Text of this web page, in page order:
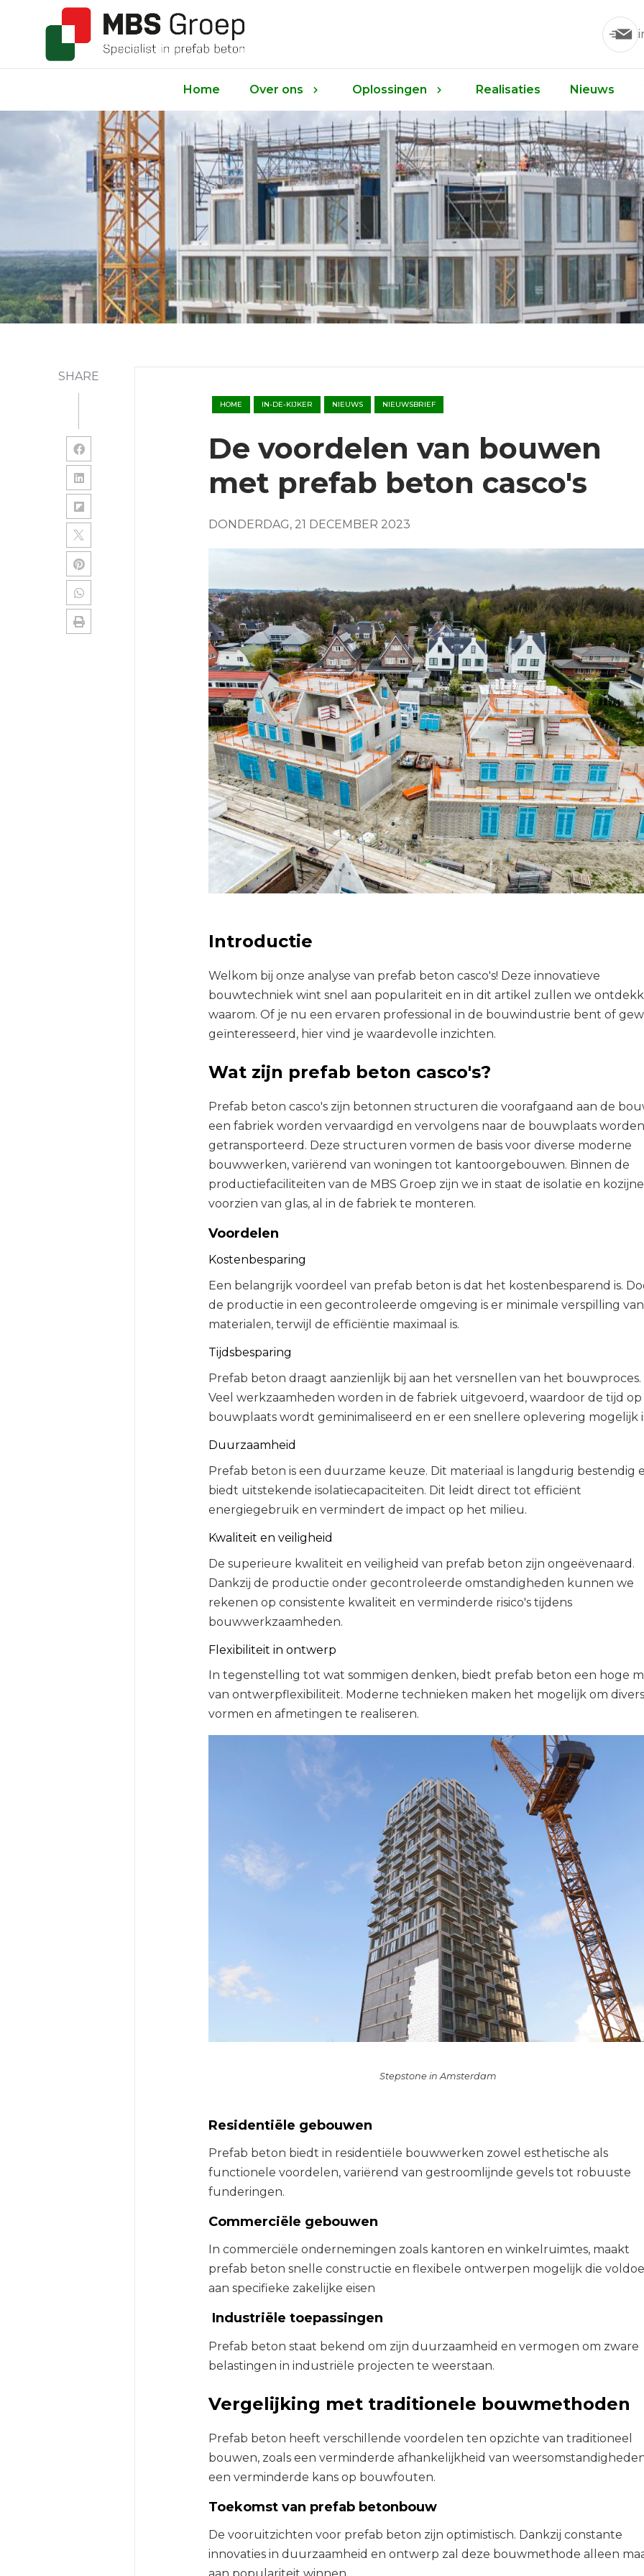
Home Over ons Oplossingen Realisaties Nieuws
SHARE
HOME IN-DE-KIJKER NIEUWS NIEUWSBRIEF
De voordelen van bouwen
met prefab beton casco's
DONDERDAG, 21 DECEMBER 2023
Introductie
Welkom bij onze analyse van prefab beton casco's! Deze innovatieve
bouwtechniek wint snel aan populariteit en in dit artikel zullen we
waarom. Of je nu een ervaren professional in de bouwindustrie bent of
geïnteresseerd, hier vind je waardevolle inzichten.
Wat zijn prefab beton casco's?
Prefab beton casco's zijn betonnen structuren die voorafgaand aan de
een fabriek worden vervaardigd en vervolgens naar de bouwplaats worden
getransporteerd. Deze structuren vormen de basis voor diverse moderne
bouwwerken, variërend van woningen tot kantoorgebouwen. Binnen de
productiefaciliteiten van de MBS Groep zijn we in staat de isolatie en
voorzien van glas, al in de fabriek te monteren.
Voordelen
Kostenbesparing
Een belangrijk voordeel van prefab beton is dat het kostenbesparend is.
de productie in een gecontroleerde omgeving is er minimale verspilling van
materialen, terwijl de efficiëntie maximaal is.
Tijdsbesparing
Prefab beton draagt aanzienlijk bij aan het versnellen van het bouwproces.
Veel werkzaamheden worden in de fabriek uitgevoerd, waardoor de tijd op
bouwplaats wordt geminimaliseerd en er een snellere oplevering mogelijk
Duurzaamheid
Prefab beton is een duurzame keuze. Dit materiaal is langdurig bestendig
biedt uitstekende isolatiecapaciteiten. Dit leidt direct tot efficiënt
energiegebruik en vermindert de impact op het milieu.
Kwaliteit en veiligheid
De superieure kwaliteit en veiligheid van prefab beton zijn ongeëvenaard.
Dankzij de productie onder gecontroleerde omstandigheden kunnen we
rekenen op consistente kwaliteit en verminderde risico's tijdens
bouwwerkzaamheden.
Flexibiliteit in ontwerp
In tegenstelling tot wat sommigen denken, biedt prefab beton een hoge
van ontwerpflexibiliteit. Moderne technieken maken het mogelijk om
vormen en afmetingen te realiseren.
Stepstone in Amsterdam
Residentiële gebouwen
Prefab beton biedt in residentiële bouwwerken zowel esthetische als
functionele voordelen, variërend van gestroomlijnde gevels tot robuuste
funderingen.
Commerciële gebouwen
In commerciële ondernemingen zoals kantoren en winkelruimtes, maakt
prefab beton snelle constructie en flexibele ontwerpen mogelijk die
aan specifieke zakelijke eisen
Industriële toepassingen
Prefab beton staat bekend om zijn duurzaamheid en vermogen om zware
belastingen in industriële projecten te weerstaan.
Vergelijking met traditionele bouwmethoden
Prefab beton heeft verschillende voordelen ten opzichte van traditioneel
bouwen, zoals een verminderde afhankelijkheid van
een verminderde kans op bouwfouten.
Toekomst van prefab betonbouw
De vooruitzichten voor prefab beton zijn optimistisch. Dankzij constante
innovaties in duurzaamheid en ontwerp zal deze bouwmethode alleen